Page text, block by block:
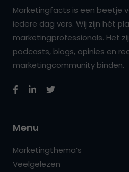
Marketingfacts is een beetje
iedere dag vers. Wij zijn hét
marketingprofessionals. Het
podcasts, blogs, opinies en
marketingcommunity binden.
Menu
Marketingthema’s
Veelgelezen